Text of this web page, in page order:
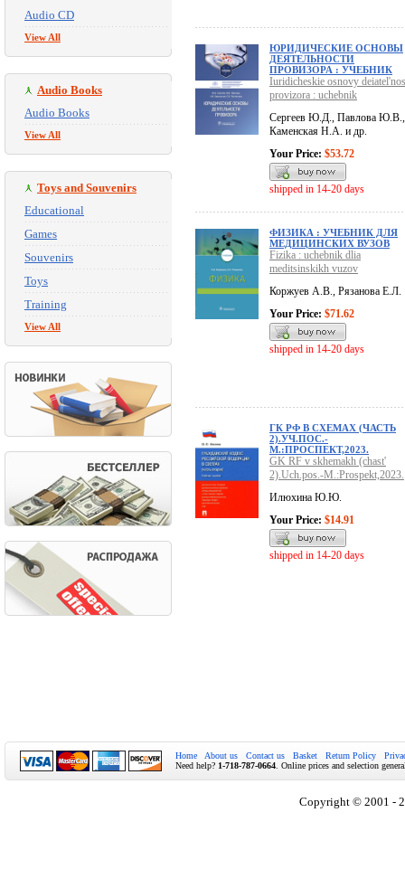
Audio CD
View All
Audio Books
Audio Books
View All
Toys and Souvenirs
Educational
Games
Souvenirs
Toys
Training
View All
ЮРИДИЧЕСКИЕ ОСНОВЫ
ДЕЯТЕЛЬНОСТИ
ПРОВИЗОРА : УЧЕБНИК
Iuridicheskie osnovy
provizora : uchebnik
Сергеев Ю.Д., Павлова Ю.В.,
Каменская Н.А. и др.
Your Price: $53.72
shipped in 14-20 days
ФИЗИКА : УЧЕБНИК ДЛЯ
МЕДИЦИНСКИХ ВУЗОВ
Fizika : uchebnik dlia
meditsinskikh vuzov
Коржуев А.В., Рязанова Е.Л.
Your Price: $71.62
shipped in 14-20 days
ГК РФ В СХЕМАХ (ЧАСТЬ
2).УЧ.ПОС.-
М.:ПРОСПЕКТ,2023.
GK RF v skhemakh (chast'
2).Uch.pos.-M.:Prospekt,2023.
Илюхина Ю.Ю.
Your Price: $14.91
shipped in 14-20 days
Home About us Contact us Basket Return Policy
Need help? 1-718-787-0664 . Online prices and selection
Copyright © 2001 -